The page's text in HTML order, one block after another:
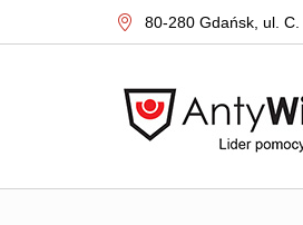
80-280 Gdańsk, ul. C.